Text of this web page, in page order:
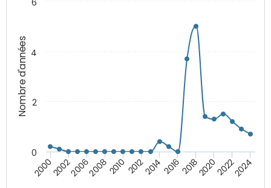
Nombre d'années
20002002200620082010 2012201420162018202020222024
0
2
4
6